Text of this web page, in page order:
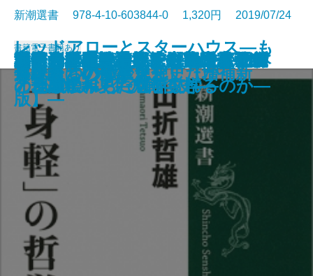
激甚気象はなぜ起こる
日本文学を読む・日本の面影
国家・企業・通貨―グローバリズ
ムの不都合な未来―
秘密資金の戦後政党史―米露公文
書に刻まれた「依存」の系譜―
直筆の漱石―発掘された文豪のお
宝―
「悟り体験」を読む―大乗仏教で
覚醒した人々―
日本列島回復論―この国で生き続
けるために―
宮沢賢治 デクノボーの叡知
野生化するイノベーション―日本
経済「失われた20年」を超える―
貧困専業主婦
新潮選書 978-4-10-603844-0 1,320円 2019/07/24
書籍電子書籍あり
「身軽」の哲学
世界地図を読み直す―協力と均衡
の地政学―
マネーの魔術史―支配者はなぜ
「金融緩和」に魅せられるのか―
冗談音楽の怪人・三木鶏郎―ラジ
オとCMソングの戦後史―
レッドアローとスターハウス―も
うひとつの戦後思想史【増補新
版】―
兵隊たちの陸軍史
修験道という生き方
進化論はいかに進化したか
謎とき『風と共に去りぬ』―矛盾
と葛藤にみちた世界文学―
通信の世紀―情報技術と国家戦略
の一五〇年史―